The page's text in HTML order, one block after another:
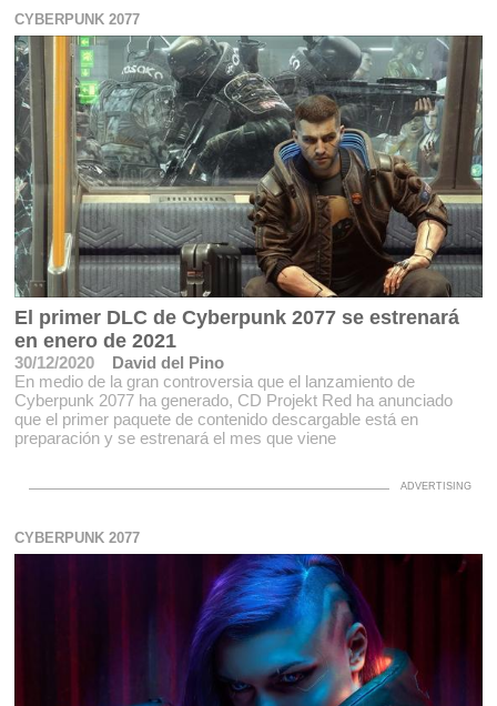
CYBERPUNK 2077
El primer DLC de Cyberpunk 2077 se estrenará
en enero de 2021
30/12/2020
David del Pino
En medio de la gran controversia que el lanzamiento de
Cyberpunk 2077 ha generado, CD Projekt Red ha anunciado
que el primer paquete de contenido descargable está en
preparación y se estrenará el mes que viene
CYBERPUNK 2077